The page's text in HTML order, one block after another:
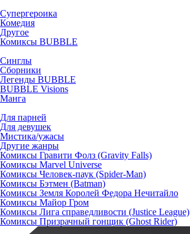
Супергероика
Комедия
Другое
Комиксы BUBBLE
Синглы
Сборники
Легенды BUBBLE
BUBBLE Visions
Манга
Для парней
Для девушек
Мистика/ужасы
Другие жанры
Комиксы Гравити Фолз (Gravity Falls)
Комиксы Marvel Universe
Комиксы Человек-паук (Spider-Man)
Комиксы Бэтмен (Batman)
Комиксы Земля Королей Федора Нечитайло
Комиксы Майор Гром
Комиксы Лига справедливости (Justice League)
Комиксы Призрачный гонщик (Ghost Rider)